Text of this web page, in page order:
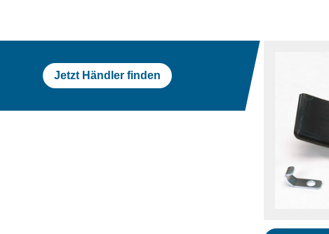
Jetzt Händler finden